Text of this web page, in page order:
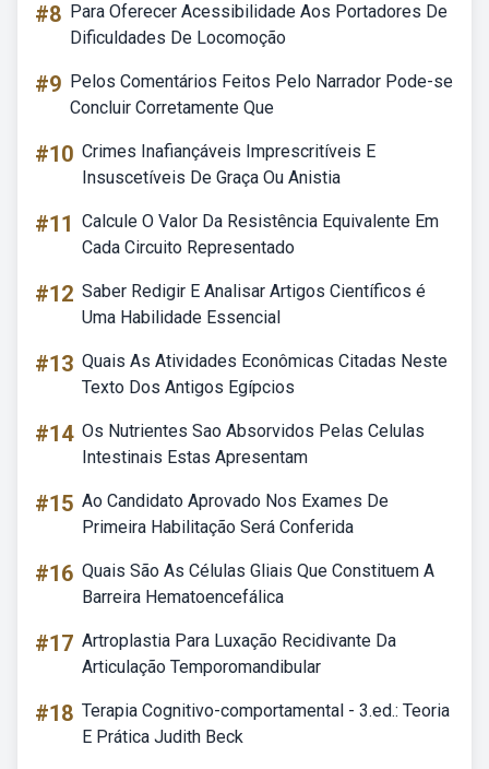
#8 Para Oferecer Acessibilidade Aos Portadores De
Dificuldades De Locomoção
#9 Pelos Comentários Feitos Pelo Narrador Pode-se
Concluir Corretamente Que
#10 Crimes Inafiançáveis Imprescritíveis E
Insuscetíveis De Graça Ou Anistia
#11 Calcule O Valor Da Resistência Equivalente Em
Cada Circuito Representado
#12 Saber Redigir E Analisar Artigos Científicos é
Uma Habilidade Essencial
#13 Quais As Atividades Econômicas Citadas Neste
Texto Dos Antigos Egípcios
#14 Os Nutrientes Sao Absorvidos Pelas Celulas
Intestinais Estas Apresentam
#15 Ao Candidato Aprovado Nos Exames De
Primeira Habilitação Será Conferida
#16 Quais São As Células Gliais Que Constituem A
Barreira Hematoencefálica
#17 Artroplastia Para Luxação Recidivante Da
Articulação Temporomandibular
#18 Terapia Cognitivo-comportamental - 3.ed.: Teoria
E Prática Judith Beck